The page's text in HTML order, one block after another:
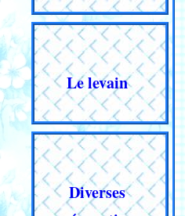
Le levain
Diverses